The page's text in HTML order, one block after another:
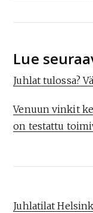
Lue
Juhlat tulossa?
Venuun vinkit
on testattu
Juhlatilat